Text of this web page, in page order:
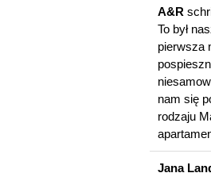
A&R
To był
pierwsza
nam się
rodzaju
Jana